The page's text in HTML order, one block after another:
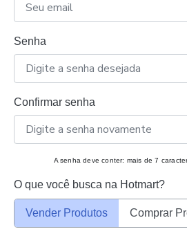
Senha
Confirmar senha
A senha deve conter: mais de 7
O que você busca na Hotmart?
Vender Produtos Comprar